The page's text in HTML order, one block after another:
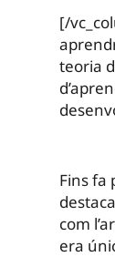
[/
teoria
Fins fa
com
era